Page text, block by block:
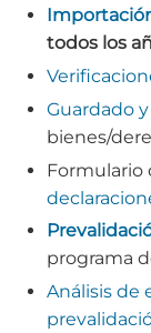
todos los
Guardado
bienes/
Formulario
programa
Análisis de